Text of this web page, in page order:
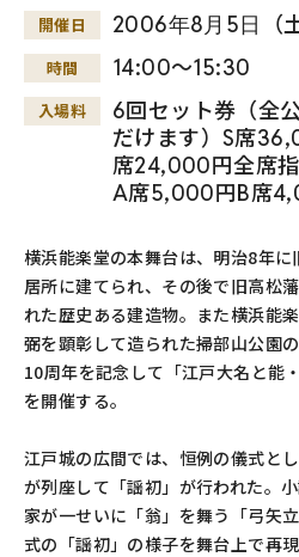
開催日 2006年8月 5日 （
時間 14:00～15:30
入場料
6回セット券（全
だけます）S席
席24,000円全席
A席5,000円B席
横浜能楽堂の本舞台は、明治8年
居所に建てられ、その後で旧高松
れた歴史ある建造物。また横浜能
弼を顕彰して造られた掃部山公園
10周年を記念して「江戸大名と能
を開催する。
江戸城の広間では、恒例の儀式と
が列座して「謡初」が行われた。
家が一せいに「翁」を舞う「弓矢
式の「謡初」の様子を舞台上で再